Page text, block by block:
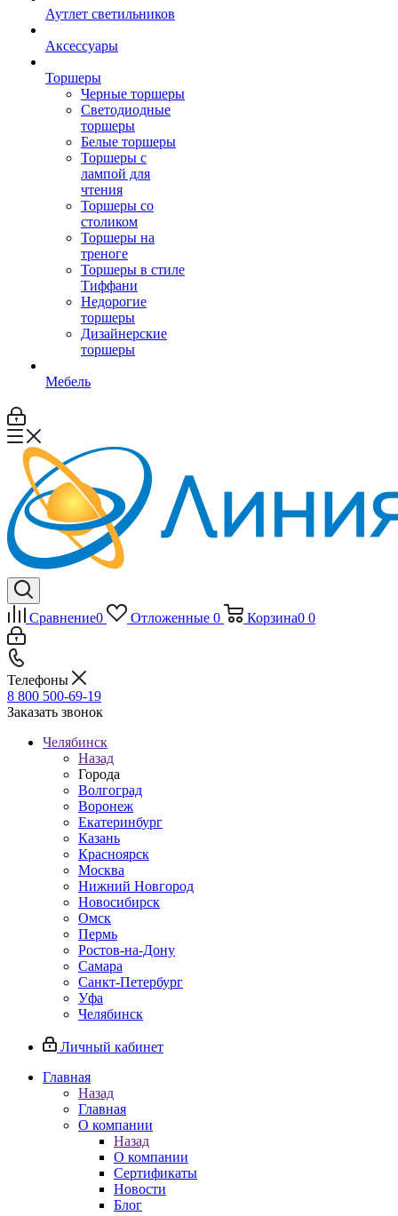
Аутлет светильников
Аксессуары
Торшеры
Черные торшеры
Светодиодные
торшеры
Белые торшеры
Торшеры с
лампой для
чтения
Торшеры со
столиком
Торшеры на
треноге
Торшеры в стиле
Тиффани
Недорогие
торшеры
Дизайнерские
торшеры
Мебель
Сравнение0 Отложенные 0 Корзина0 0
Телефоны
8 800 500-69-19
Заказать звонок
Челябинск
Назад
Города
Волгоград
Воронеж
Екатеринбург
Казань
Красноярск
Москва
Нижний Новгород
Новосибирск
Омск
Пермь
Ростов-на-Дону
Самара
Санкт-Петербург
Уфа
Челябинск
Личный кабинет
Главная
Назад
Главная
О компании
Назад
О компании
Сертификаты
Новости
Блог